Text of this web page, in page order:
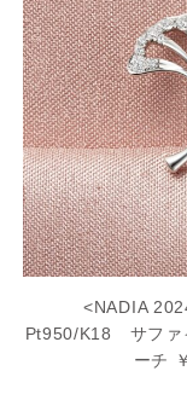
<NADIA
Pt950/K18 サファ
ーチ